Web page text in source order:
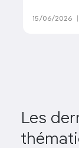
15/06/2026
Les